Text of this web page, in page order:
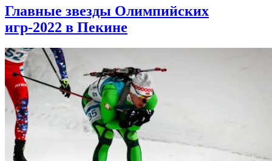
Главные звезды Олимпийских
игр-2022 в Пекине